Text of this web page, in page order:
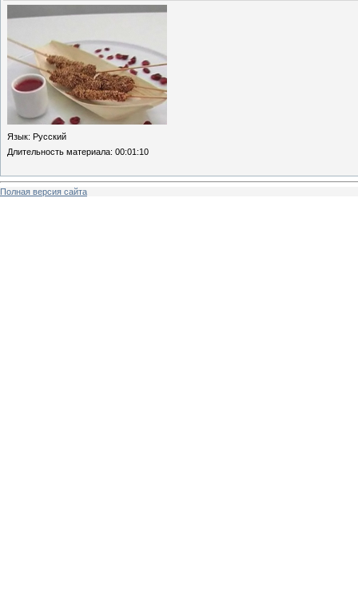
Язык: Русский
Длительность материала: 00:01:10
Полная версия сайта